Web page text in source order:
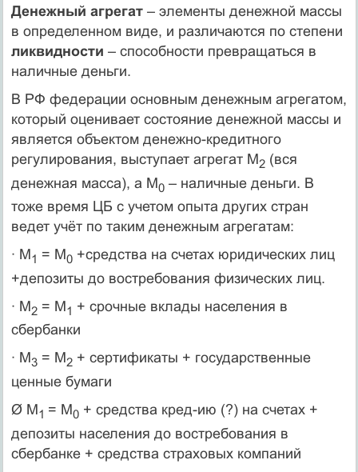
Денежный агрегат– элементы денежной массы
в определенном виде, и различаются по степени
ликвидности – способности превращаться в
наличные деньги.
В РФ федерации основным денежным агрегатом,
который оценивает состояние денежной массы и
является объектом денежно-кредитного
регулирования, выступает агрегат М2(вся
денежная масса), а М0– наличные деньги. В
тоже время ЦБ с учетом опыта других стран
ведет учёт по таким денежным агрегатам:
· М1 = М0+средства на счетах юридических лиц
+депозиты до востребования физических лиц.
· М2= М1 + срочные вклады населения в
сбербанки
· М3 = М2+ сертификаты + государственные
ценные бумаги
Ø М1 = М0+ средства кред-ию (?) на счетах +
депозиты населения до востребования в
сбербанке + средства страховых компаний